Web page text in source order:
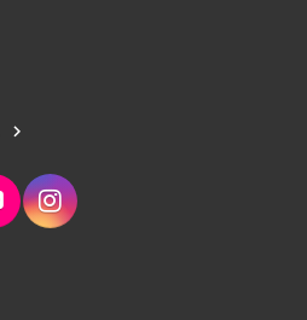
keyboard_arrow_right